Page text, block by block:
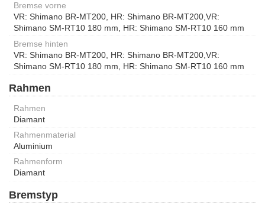
Bremse vorne
VR: Shimano BR-MT200, HR: Shimano BR-MT200,VR:
Shimano SM-RT10 180 mm, HR: Shimano SM-RT10 160 mm
Bremse hinten
VR: Shimano BR-MT200, HR: Shimano BR-MT200,VR:
Shimano SM-RT10 180 mm, HR: Shimano SM-RT10 160 mm
Rahmen
Rahmen
Diamant
Rahmenmaterial
Aluminium
Rahmenform
Diamant
Bremstyp